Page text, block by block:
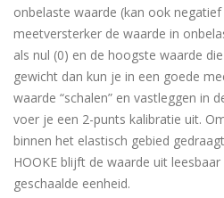
onbelaste waarde (kan ook
meetversterker de waarde in
als nul (0) en de hoogste waarde
gewicht dan kun je in een goede
waarde “schalen” en vastleggen in
voer je een 2-punts kalibratie uit.
binnen het elastisch gebied
HOOKE blijft de waarde uit
geschaalde eenheid.